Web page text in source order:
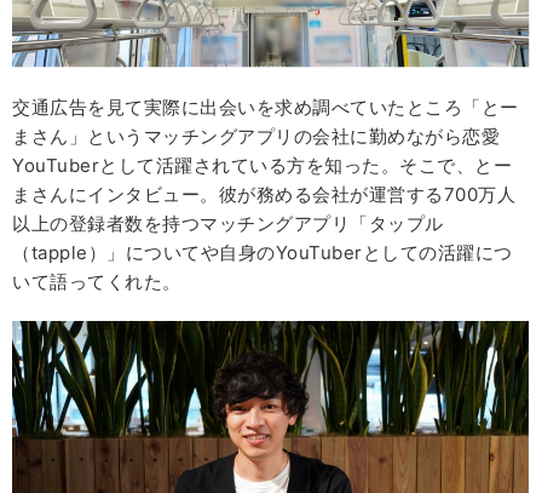
交通広告を見て実際に出会いを求め調べていたところ「とー
まさん」というマッチングアプリの会社に勤めながら恋愛
YouTuberとして活躍されている方を知った。そこで、とー
まさんにインタビュー。彼が務める会社が運営する700万人
以上の登録者数を持つマッチングアプリ「タップル
（tapple）」についてや自身のYouTuberとしての活躍につ
いて語ってくれた。